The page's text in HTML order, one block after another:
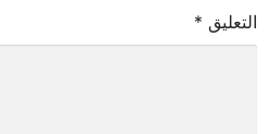
التعليق *